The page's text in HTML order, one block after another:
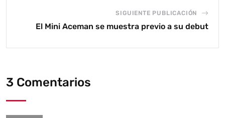
SIGUIENTE PUBLICACIÓN
El Mini Aceman se muestra previo a su debut
3 Comentarios